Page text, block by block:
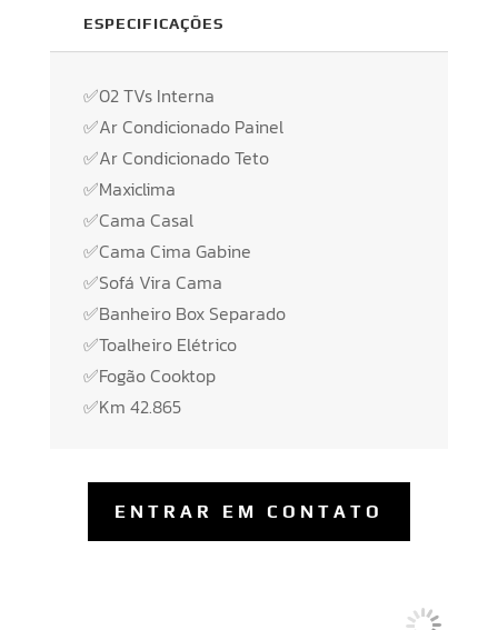
ESPECIFICAÇÕES
✅02 TVs Interna
✅Ar Condicionado Painel
✅Ar Condicionado Teto
✅Maxiclima
✅Cama Casal
✅Cama Cima Gabine
✅Sofá Vira Cama
✅Banheiro Box Separado
✅Toalheiro Elétrico
✅Fogão Cooktop
✅Km 42.865
ENTRAR EM CONTATO